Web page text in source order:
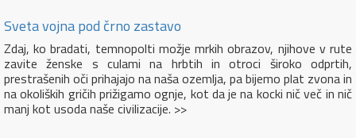
Sveta vojna pod črno zastavo
Zdaj, ko bradati, temnopolti možje mrkih obrazov, njihove v rute
zavite ženske s culami na hrbtih in otroci široko odprtih,
prestrašenih oči prihajajo na naša ozemlja, pa bijemo plat zvona in
na okoliških gričih prižigamo ognje, kot da je na kocki nič več in nič
manj kot usoda naše civilizacije. >>